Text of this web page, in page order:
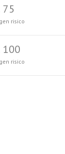
75
risico
100
risico